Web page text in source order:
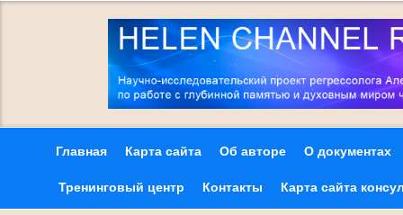
Главная Карта сайта Об авторе
О документах
Тренинговый центр
Контакты Карта сайта